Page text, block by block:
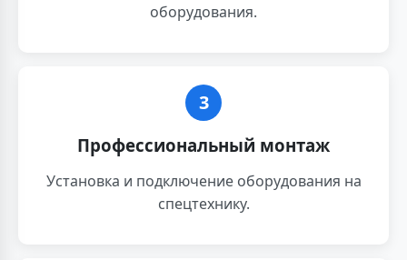
оборудования.
3
Профессиональный монтаж
Установка и подключение оборудования на
спецтехнику.